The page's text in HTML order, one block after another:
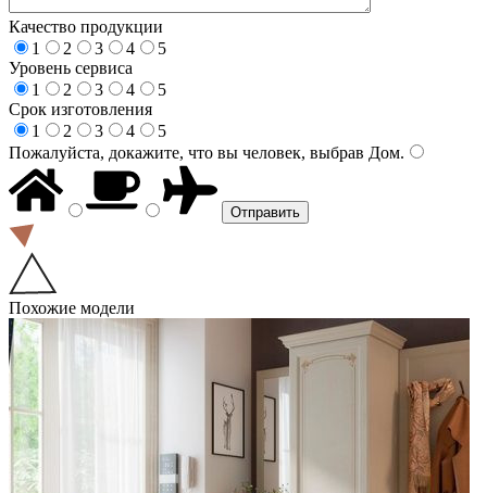
Качество продукции
1
2 3 4
5
Уровень сервиса
1
2 3 4
5
Срок изготовления
1
2 3 4
5
Пожалуйста, докажите, что вы человек, выбрав Дом.
Похожие модели